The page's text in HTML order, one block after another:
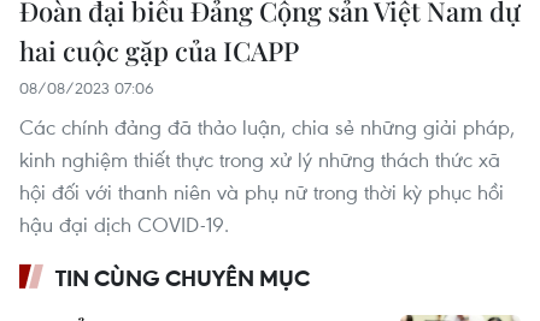
Đoàn đại biểu Đảng Cộng sản Việt Nam dự
hai cuộc gặp của ICAPP
08/08/2023 07:06
Các chính đảng đã thảo luận, chia sẻ những giải pháp,
kinh nghiệm thiết thực trong xử lý những thách thức xã
hội đối với thanh niên và phụ nữ trong thời kỳ phục hồi
hậu đại dịch COVID-19.
TIN CÙNG CHUYÊN MỤC